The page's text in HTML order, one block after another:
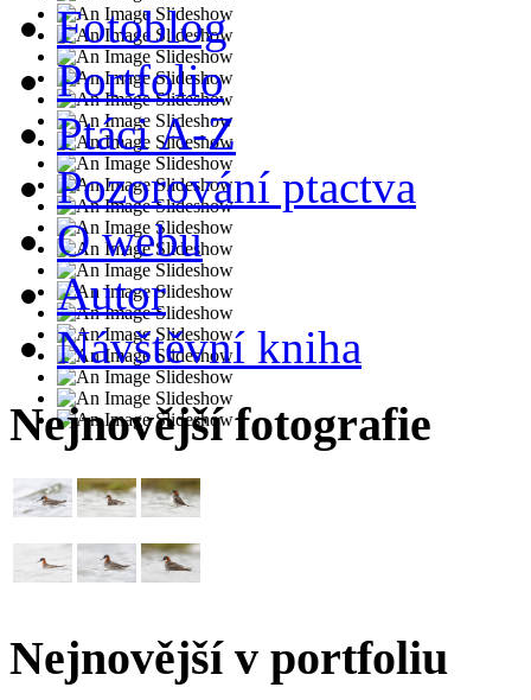
Fotoblog
Portfolio
Ptáci A-Z
Pozorování ptactva
O webu
Autor
Návštěvní kniha
Nejnovější fotografie
Nejnovější v portfoliu